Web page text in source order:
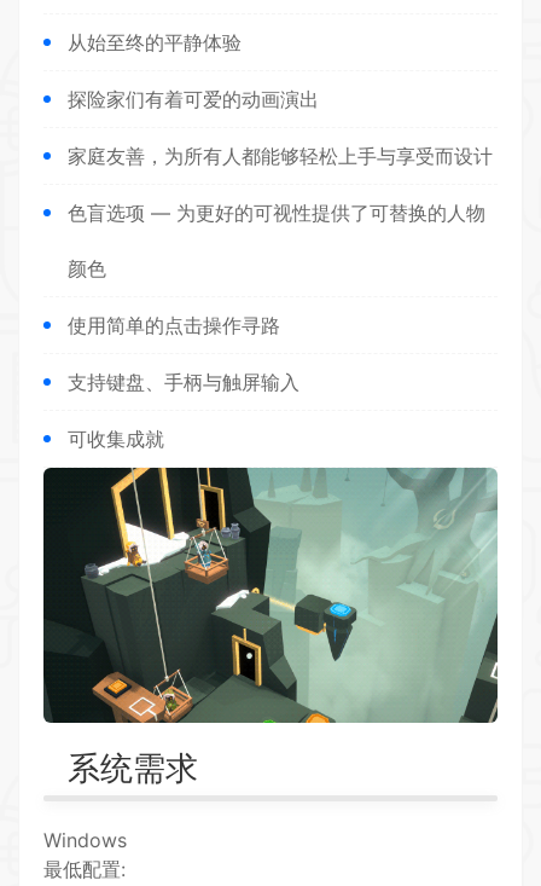
从始至终的平静体验
探险家们有着可爱的动画演出
家庭友善，为所有人都能够轻松上手与享受而设计
色盲选项 — 为更好的可视性提供了可替换的人物
颜色
使用简单的点击操作寻路
支持键盘、手柄与触屏输入
可收集成就
系统需求
Windows
最低配置: